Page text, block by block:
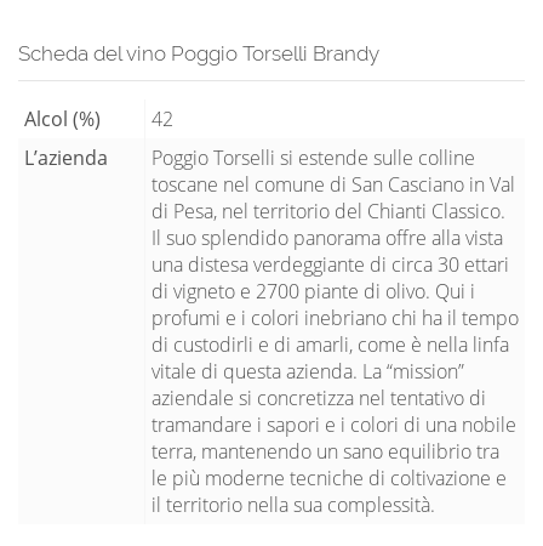
Scheda del vino Poggio Torselli Brandy
Alcol (%)
42
L’azienda
Poggio Torselli si estende sulle colline
toscane nel comune di San Casciano in Val
di Pesa, nel territorio del Chianti Classico.
Il suo splendido panorama offre alla vista
una distesa verdeggiante di circa 30 ettari
di vigneto e 2700 piante di olivo. Qui i
profumi e i colori inebriano chi ha il tempo
di custodirli e di amarli, come è nella linfa
vitale di questa azienda. La “mission”
aziendale si concretizza nel tentativo di
tramandare i sapori e i colori di una nobile
terra, mantenendo un sano equilibrio tra
le più moderne tecniche di coltivazione e
il territorio nella sua complessità.